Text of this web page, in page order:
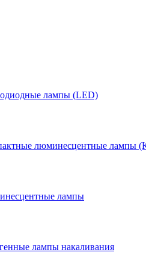
лампы (LED)
люминесцентные лампы
лампы
лампы накаливания